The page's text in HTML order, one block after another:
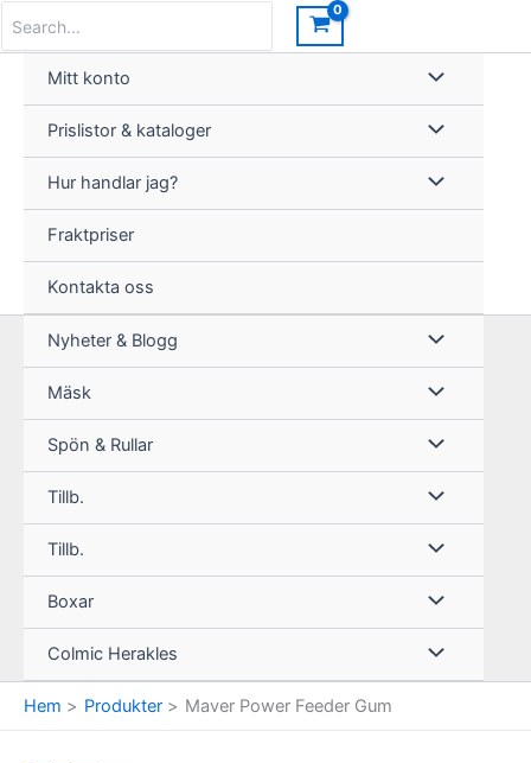
innehåll
for:
Mitt konto
Prislistor & kataloger
Hur handlar jag?
Fraktpriser
Kontakta oss
Nyheter & Blogg
Mäsk
Spön & Rullar
Tillb.
Tillb.
Boxar
Colmic Herakles
Hem Produkter Maver Power Feeder Gum